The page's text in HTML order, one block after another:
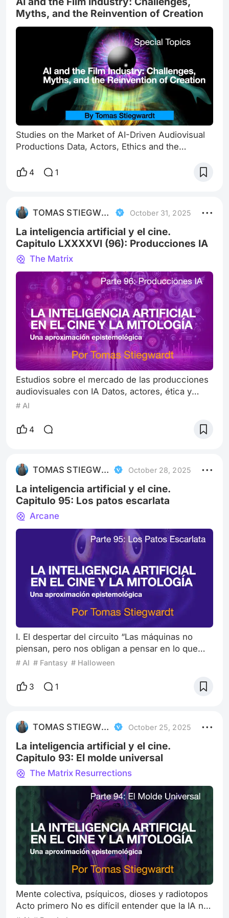
Myths, and the Reinvention of Creation
Studies on the Market of AI-Driven Audiovisual
Productions Data, Actors, Ethics and the
Tomas Stiegwardt) We might as well start by
“post-production” has turned into the heartbeat
of a new species of creation — one where
artificial intelligence is not an assistant,
4 1
TOMAS STIEGWARDT October 31, 2025
La inteligencia artificial y el cine.
Capitulo LXXXXVI (96): Producciones IA
The Matrix
Estudios sobre el mercado de las producciones
audiovisuales con IA Datos, actores, ética y
filosofía de una industria que se redibuja Nos
audiovisual —esa maquinaria centenaria que va
histórica y la vivimos en el presente. Se trata de
la integración acelerada de la inteli
# AI
4
TOMAS STIEGWARDT October 28, 2025
La inteligencia artificial y el cine.
Capitulo 95: Los patos escarlata
Arcane
I. El despertar del circuito “Las máquinas no
piensan, pero nos obligan a pensar en lo que
significa pensar.” —Isaac Asimov Como saben
del mástil y nos hemos ubicado en ese pequeño
colectiva, en el espacio compartido invisible.
Freud la llamaría inconsciente compartido si h
# AI # Fantasy # Halloween
3 1
TOMAS STIEGWARDT October 25, 2025
La inteligencia artificial y el cine.
Capitulo 93: El molde universal
The Matrix Resurrections
Mente colectiva, psíquicos, dioses y radiotopos
Acto primero No es difícil entender que la IA no